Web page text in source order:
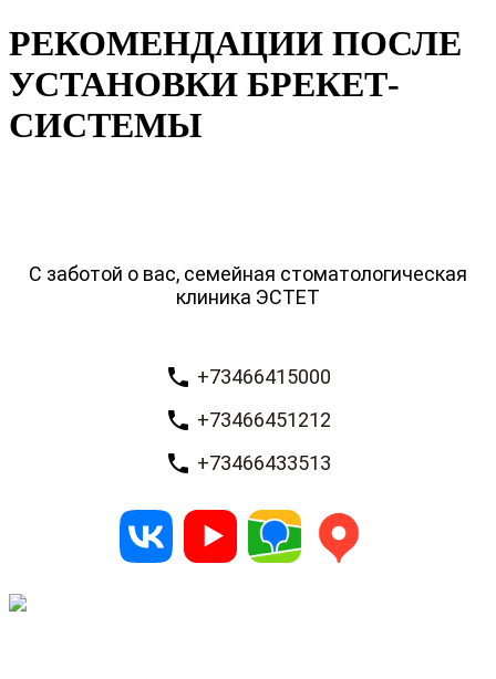
РЕКОМЕНДАЦИИ ПОСЛЕ
УСТАНОВКИ БРЕКЕТ-
СИСТЕМЫ
С заботой о вас, семейная стоматологическая
клиника ЭСТЕТ
+73466415000
+73466451212
+73466433513